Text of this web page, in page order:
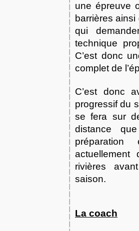
une épreuve
barrières
qui
technique
C’est donc
complet de
C’est donc
progressif du
se fera sur
distance
actuellement
rivières
saison.
La coach